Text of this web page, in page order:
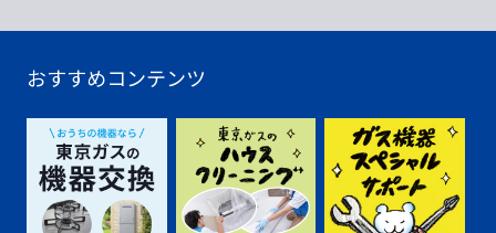
おすすめコンテンツ